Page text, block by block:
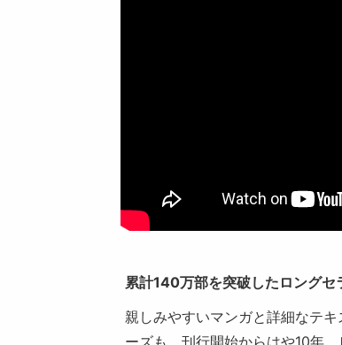
累計140万部を突破したロングセ
親しみやすいマンガと詳細なテ